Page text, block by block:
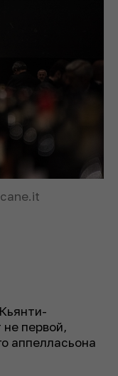
не первой,
аппелласьона